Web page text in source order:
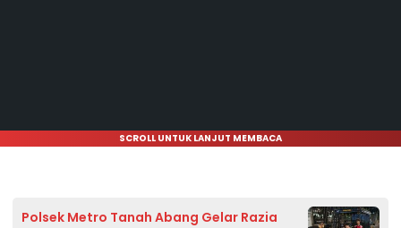
SCROLL UNTUK LANJUT MEMBACA
Polsek Metro Tanah Abang Gelar Razia